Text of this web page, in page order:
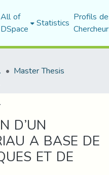
All of
DSpace Statistics Profils
Master Thesis
D’UN
A BASE DE
ET DE